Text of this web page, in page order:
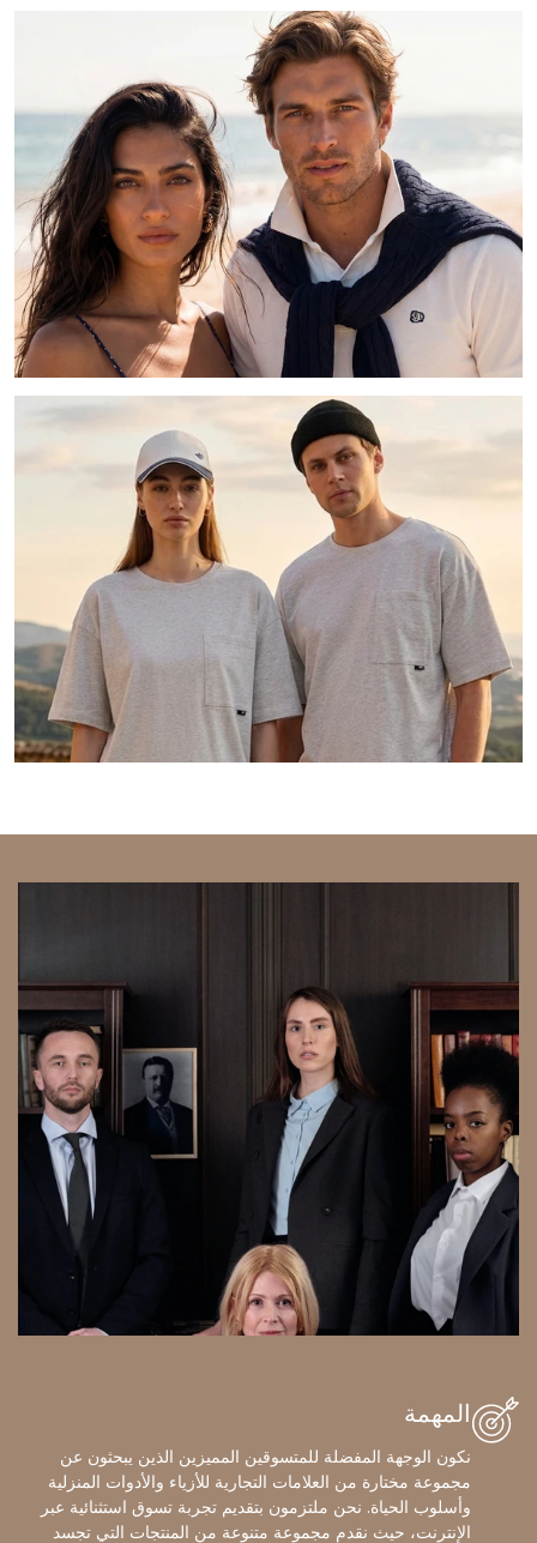
المهمة
نكون الوجهة المفضلة للمتسوقين المميزين الذين يبحثون عن
مجموعة مختارة من العلامات التجارية للأزياء والأدوات المنزلية
وأسلوب الحياة. نحن ملتزمون بتقديم تجربة تسوق استثنائية عبر
الإنترنت، حيث نقدم مجموعة متنوعة من المنتجات التي تجسد